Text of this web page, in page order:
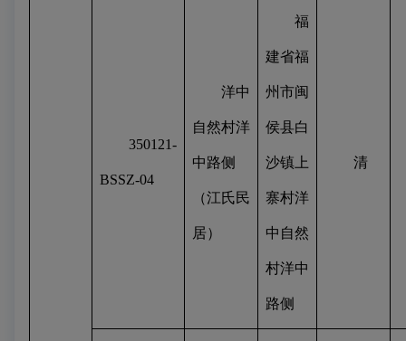
350121-
BSSZ-04
洋中
自然村洋
中路侧
（江氏民
居）
福
建省福
州市闽
侯县白
沙镇上
寨村洋
中自然
村洋中
路侧
清